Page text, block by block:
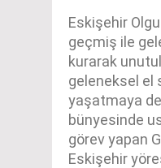
Eskişehir
geçmiş ile
kurarak
geleneksel el
yaşatmaya
bünyesinde
görev yapan
Eskişehir